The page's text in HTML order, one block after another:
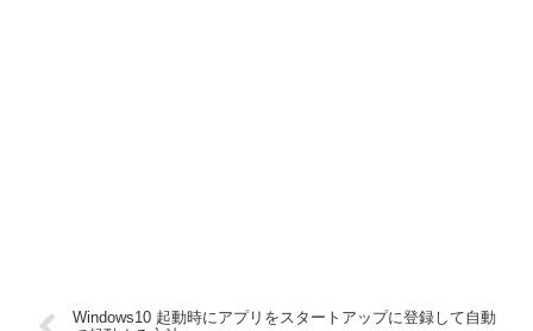
Windows10 起動時にアプリをスタートアップに登録して自動